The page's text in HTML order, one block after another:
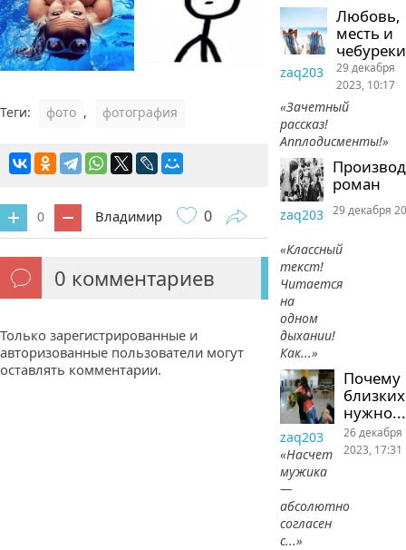
Теги: фото , фотография
0 Владимир 0
0 комментариев
Только зарегистрированные и
авторизованные пользователи могут
оставлять комментарии.
Любовь,
месть и
чебуреки
zaq203
«Зачетный
рассказ!
Апплодисменты!»
29 декабря
2023, 10:17
роман
zaq203
«Классный
текст!
Читается
на
одном
дыхании!
Как...»
29 декабря
Почему
близких
нужно...
zaq203
«Насчет
мужика
—
абсолютно
согласен
с...»
26 декабря
2023, 17:31